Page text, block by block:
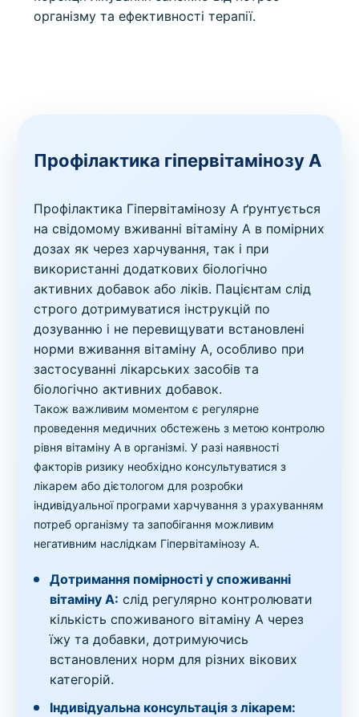
організму та ефективності терапії.
Профілактика гіпервітамінозу А
Профілактика Гіпервітамінозу A ґрунтується
на свідомому вживанні вітаміну A в помірних
дозах як через харчування, так і при
використанні додаткових біологічно
активних добавок або ліків. Пацієнтам слід
строго дотримуватися інструкцій по
дозуванню і не перевищувати встановлені
норми вживання вітаміну A, особливо при
застосуванні лікарських засобів та
біологічно активних добавок.
Також важливим моментом є регулярне
проведення медичних обстежень з метою контролю
рівня вітаміну A в організмі. У разі наявності
факторів ризику необхідно консультуватися з
лікарем або дієтологом для розробки
індивідуальної програми харчування з урахуванням
потреб організму та запобігання можливим
негативним наслідкам Гіпервітамінозу A.
Дотримання помірності у споживанні
вітаміну A: слід регулярно контролювати
кількість споживаного вітаміну A через
їжу та добавки, дотримуючись
встановлених норм для різних вікових
категорій.
Індивідуальна консультація з лікарем: